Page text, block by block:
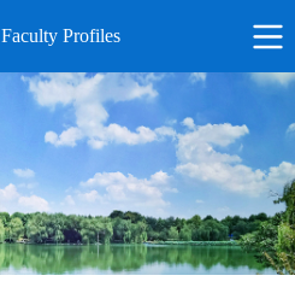
Faculty Profiles